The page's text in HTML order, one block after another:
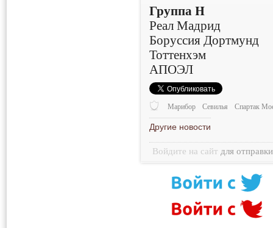
Группа H
Реал Мадрид
Боруссия Дортмунд
Тоттенхэм
АПОЭЛ
Марибор Севилья Спартак
Другие новости
Войдите на сайт для